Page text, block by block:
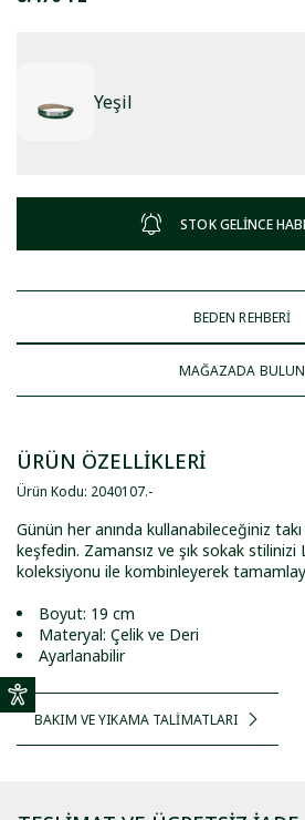
Yeşil
STOK GELİNCE
BEDEN REHBERİ
MAĞAZADA BULUN
ÜRÜN ÖZELLİKLERİ
Ürün Kodu: 2040107.-
Günün her anında kullanabileceğiniz
keşfedin. Zamansız ve şık sokak
koleksiyonu ile kombinleyerek
Boyut: 19 cm
Materyal: Çelik ve Deri
Ayarlanabilir
BAKIM VE YIKAMA TALİMATLARI